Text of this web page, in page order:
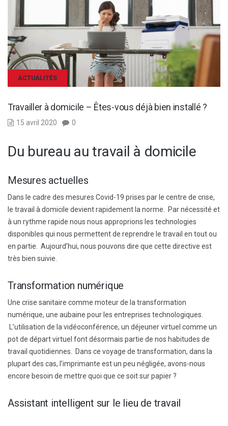
ACTUALITÉS
Travailler à domicile – Êtes-vous déjà bien installé ?
15 avril 2020 0
Du bureau au travail à domicile
Mesures actuelles
Dans le cadre des mesures Covid-19 prises par le centre de crise,
le travail à domicile devient rapidement la norme. Par nécessité et
à un rythme rapide nous nous approprions les technologies
disponibles qui nous permettent de reprendre le travail en tout ou
en partie. Aujourd’hui, nous pouvons dire que cette directive est
très bien suivie.
Transformation numérique
Une crise sanitaire comme moteur de la transformation
numérique, une aubaine pour les entreprises technologiques.
L’utilisation de la vidéoconférence, un déjeuner virtuel comme un
pot de départ virtuel font désormais partie de nos habitudes de
travail quotidiennes. Dans ce voyage de transformation, dans la
plupart des cas, l’imprimante est un peu négligée, avons-nous
encore besoin de mettre quoi que ce soit sur papier ?
Assistant intelligent sur le lieu de travail